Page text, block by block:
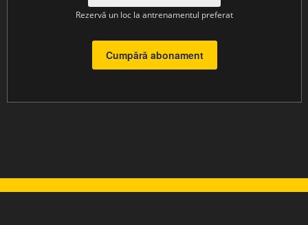
Rezervă un loc la antrenamentul preferat
Cumpără abonament